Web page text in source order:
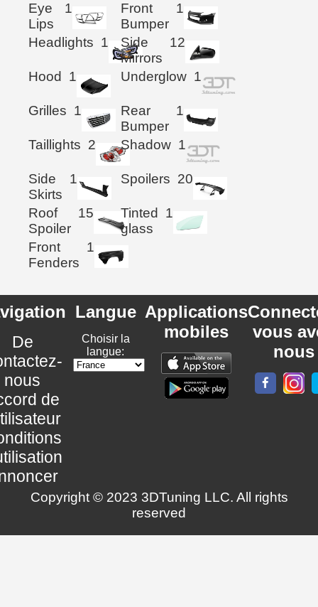
Eye
Lips
1
Front
Bumper
1
Headlights 1
Side
Mirrors
12
Hood 1 Underglow 1
Grilles 1
Rear
Bumper
1
Taillights 2 Shadow 1
Side
Skirts
1 Spoilers 20
Roof
Spoiler
15
Tinted
glass
1
Front
Fenders
1
De
nous
de
Langue
Choisir la
langue:
Applications
mobiles
vous
nous
Copyright © 2023 3DTuning LLC. All rights
reserved